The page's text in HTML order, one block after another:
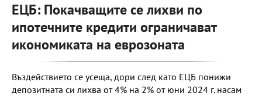
ЕЦБ: Покачващите се лихви по
ипотечните кредити ограничават
икономиката на еврозоната
Въздействието се усеща, дори след като ЕЦБ понижи
депозитната си лихва от 4% на 2% от юни 2024 г. насам